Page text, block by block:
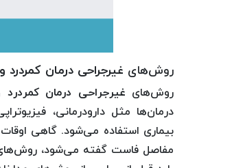
روش‌های غیرجراحی درمان
روش‌های غیرجراحی درمان
درمان‌ها مثل دارودرمانی،
بیماری استفاده می‌شود. گاهی
مفاصل فاست گفته می‌شود، روش‌های